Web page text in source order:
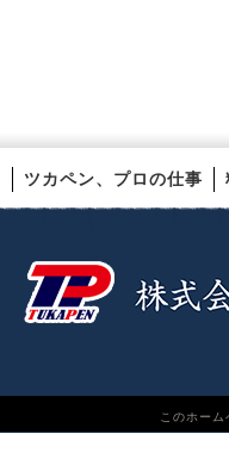
ツカペン、プロの仕事
このホー